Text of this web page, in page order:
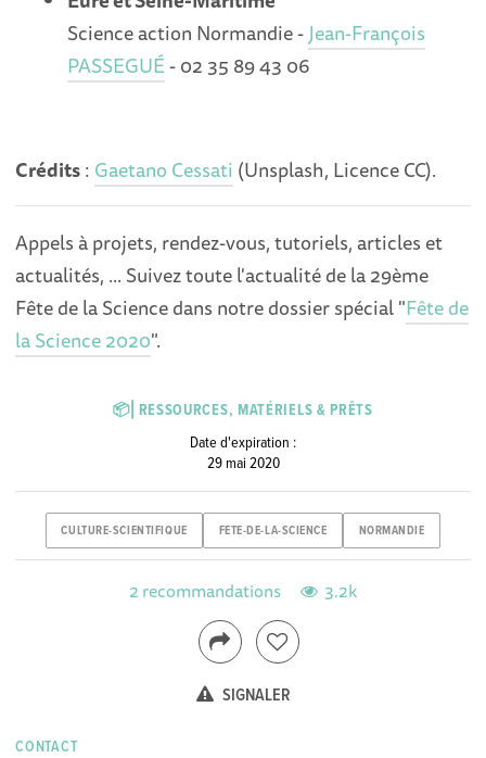
Science action Normandie - Jean-François
PASSEGUÉ- 02 35 89 43 06
Crédits: Gaetano Cessati (Unsplash, Licence CC).
Appels à projets, rendez-vous, tutoriels, articles et
actualités, ... Suivez toute l'actualité de la 29ème
Fête de la Science dans notre dossier spécial "Fête de
la Science 2020".
📦⎜RESSOURCES, MATÉRIELS & PRÊTS
Date d'expiration :
29 mai 2020
CULTURE-SCIENTIFIQUE FETE-DE-LA-SCIENCE NORMANDIE
2 recommandations 3.2k
SIGNALER
CONTACT